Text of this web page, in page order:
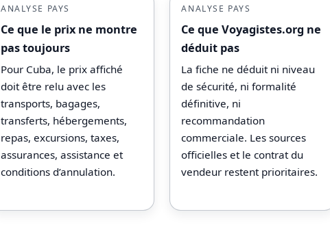
ANALYSE PAYS
Ce que le prix ne montre
pas toujours
Pour Cuba, le prix affiché
doit être relu avec les
transports, bagages,
transferts, hébergements,
repas, excursions, taxes,
assurances, assistance et
conditions d’annulation.
ANALYSE PAYS
Ce que Voyagistes.org ne
déduit pas
La fiche ne déduit ni niveau
de sécurité, ni formalité
définitive, ni
recommandation
commerciale. Les sources
officielles et le contrat du
vendeur restent prioritaires.